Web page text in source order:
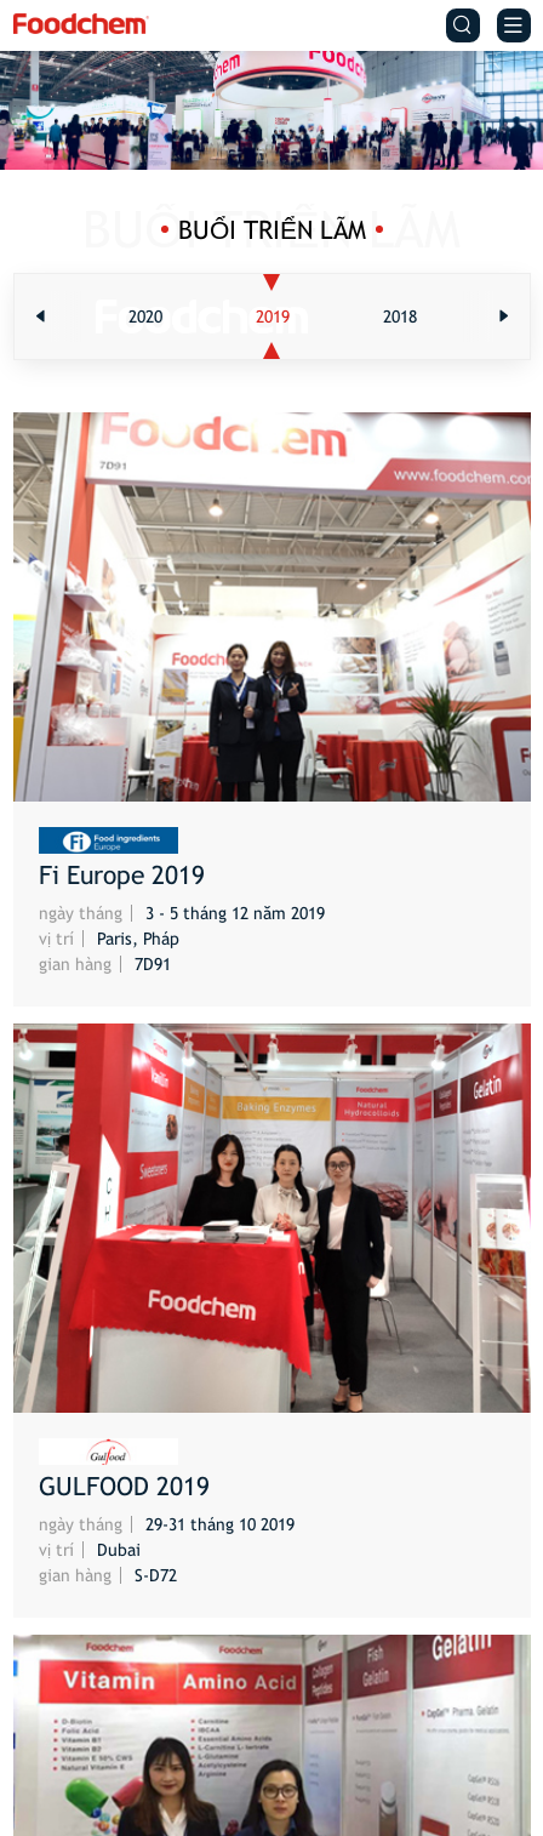
 
BUỔI TRIỂN LÃM
2020 2019 2018
Fi Europe 2019
ngày tháng
3 - 5 tháng 12 năm 2019
vị trí
Paris, Pháp
gian hàng
7D91
GULFOOD 2019
ngày tháng
29-31 tháng 10 2019
vị trí
Dubai
gian hàng
S-D72